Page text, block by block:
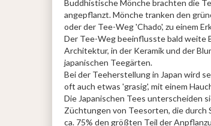
Buddhistische Mönche brachten die
angepflanzt. Mönche tranken den
oder der Tee-Weg 'Chado', zu einem
Der Tee-Weg beeinflusste bald weite
Architektur, in der Keramik und der
japanischen Teegärten.
Bei der Teeherstellung in Japan wird
oft auch etwas 'grasig', mit einem
Die Japanischen Tees unterscheiden
Züchtungen von Teesorten, die durch
ca. 75% den größten Teil der